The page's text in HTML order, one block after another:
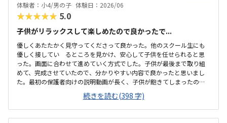
体験者：小4/男の子 体験日：2026/06
★★★★★ 5.0
子供がリラックスして楽しめたので良かったで...
優しくあたたかく見守ってくださって良かった。他のスクール生にも
優しく接してい るところを見かけ、安心して子供を任せられると思
った。画面に合わせて進めていく方式でした。子供が最後まで取り組
めて、完成させていたので、分かりやすい内容で良かったと思いまし
た。最初の保護者向けの説明動画が長く、子供が飽きてしまったの
で、紙面で渡すなどすると良いと思いました。駐車場がありました。
立地も落ち着いた場所にあり、停めやすかったです。静かな環境で良
いと思いました。綺麗に整頓されており、すっきりしていた。一人ず
つブースがあり、ヘッドホンもあり、集中しやすい環境でした。お値
続きを読む(398 字)